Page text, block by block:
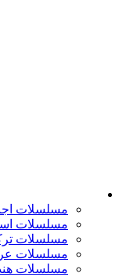
مسلسلات
مسلسلات
مسلسلات
مسلسلات
مسلسلات